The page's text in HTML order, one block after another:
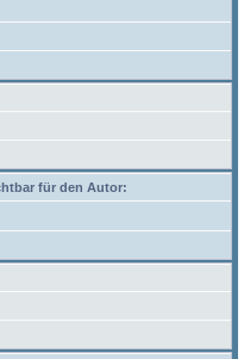
für den Autor: